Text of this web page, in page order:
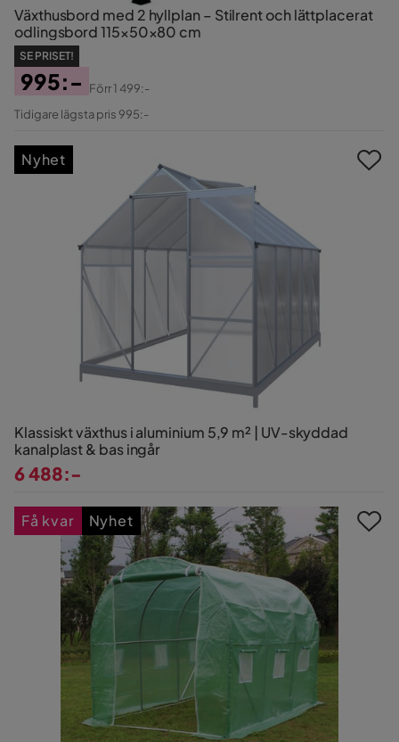
Växthusbord med 2 hyllplan – Stilrent och lättplacerat
odlingsbord 115×50×80 cm
SE PRISET!
Pris
995:-
Original
Förr1 499:-
Tidigare lägsta pris 995:-
Klassiskt växthus i aluminium 5,9 m² | UV-skyddad
kanalplast & bas ingår
6 488:-
Nyhet
Få kvar Nyhet